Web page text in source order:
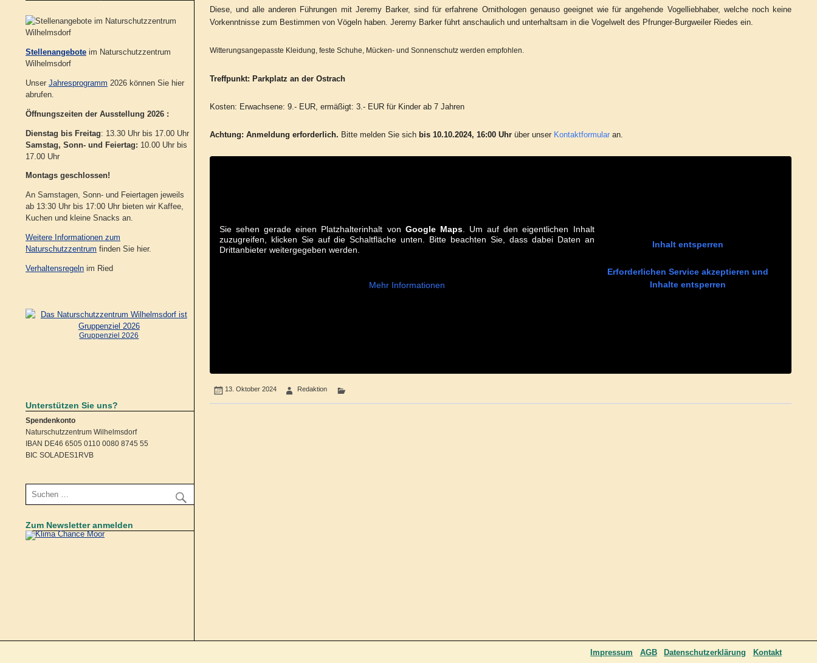
Diese, und alle anderen Führungen mit Jeremy Barker, sind für erfahrene Ornithologen genauso geeignet wie für angehende Vogelliebhaber, welche noch keine
Vorkenntnisse zum Bestimmen von Vögeln haben. Jeremy Barker führt anschaulich und unterhaltsam in die Vogelwelt des Pfrunger-Burgweiler Riedes ein.
Witterungsangepasste Kleidung, feste Schuhe, Mücken- und Sonnenschutz werden empfohlen.
Treffpunkt: Parkplatz an der Ostrach
Kosten: Erwachsene: 9.- EUR, ermäßigt: 3.- EUR für Kinder ab 7 Jahren
Achtung: Anmeldung erforderlich. Bitte melden Sie sichbis 10.10.2024, 16:00 Uhr über unserKontaktformularan.
Sie sehen gerade einen Platzhalterinhalt von Google Maps. Um auf den eigentlichen Inhalt
zuzugreifen, klicken Sie auf die Schaltfläche unten. Bitte beachten Sie, dass dabei Daten an
Drittanbieter weitergegeben werden.
Mehr Informationen
Inhalt entsperren
Erforderlichen Service akzeptieren und
Inhalte entsperren
13. Oktober 2024 Redaktion
Stellenangebote im Naturschutzzentrum
Wilhelmsdorf
Unser Jahresprogramm 2026 können Sie hier
abrufen.
Öffnungszeiten der Ausstellung 2026 :
Dienstag bis Freitag: 13.30 Uhr bis 17.00 Uhr
Samstag, Sonn- und Feiertag: 10.00 Uhr bis
17.00 Uhr
Montags geschlossen!
An Samstagen, Sonn- und Feiertagen jeweils
ab 13:30 Uhr bis 17:00 Uhr bieten wir Kaffee,
Kuchen und kleine Snacks an.
Weitere Informationen zum
Naturschutzzentrum finden Sie hier.
Verhaltensregeln im Ried
Gruppenziel 2026
Unterstützen Sie uns?
Spendenkonto
Naturschutzzentrum Wilhelmsdorf
IBAN DE46 6505 0110 0080 8745 55
BIC SOLADES1RVB
Zum Newsletter anmelden
Kontakt
Datenschutzerklärung
AGB
Impressum